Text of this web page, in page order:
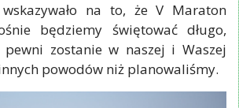
wskazywało na to, że V Maraton
będziemy świętować długo,
zostanie w naszej i Waszej
powodów niż planowaliśmy.